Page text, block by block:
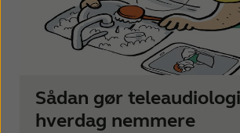
Sådan gør
hverdag nemmere